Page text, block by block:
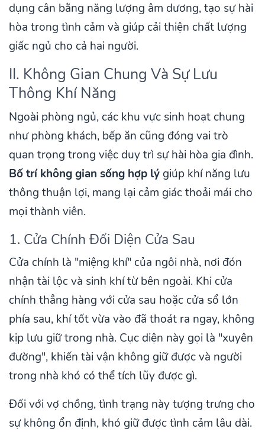
dụng cân bằng năng lượng âm dương, tạo sự hài
hòa trong tình cảm và giúp cải thiện chất lượng
giấc ngủ cho cả hai người.
II. Không Gian Chung Và Sự Lưu
Thông Khí Năng
Ngoài phòng ngủ, các khu vực sinh hoạt chung
như phòng khách, bếp ăn cũng đóng vai trò
quan trọng trong việc duy trì sự hài hòa gia đình.
Bố trí không gian sống hợp lý giúp khí năng lưu
thông thuận lợi, mang lại cảm giác thoải mái cho
mọi thành viên.
1. Cửa Chính Đối Diện Cửa Sau
Cửa chính là "miệng khí" của ngôi nhà, nơi đón
nhận tài lộc và sinh khí từ bên ngoài. Khi cửa
chính thẳng hàng với cửa sau hoặc cửa sổ lớn
phía sau, khí tốt vừa vào đã thoát ra ngay, không
kịp lưu giữ trong nhà. Cục diện này gọi là "xuyên
đường", khiến tài vận không giữ được và người
trong nhà khó có thể tích lũy được gì.
Đối với vợ chồng, tình trạng này tượng trưng cho
sự không ổn định, khó giữ được tình cảm lâu dài.